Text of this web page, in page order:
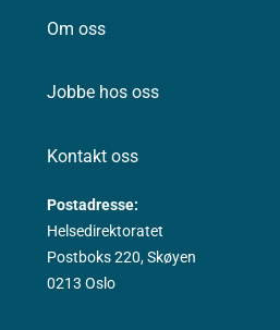
Om oss
Jobbe hos oss
Kontakt oss
Postadresse:
Helsedirektoratet
Postboks 220, Skøyen
0213 Oslo